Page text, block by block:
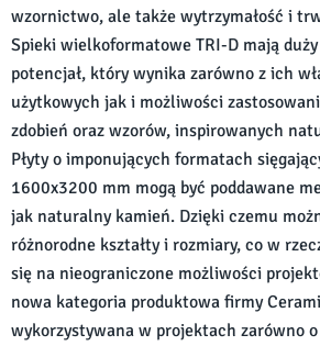
wzornictwo, ale także wytrzymałość i
Spieki wielkoformatowe TRI-D mają
potencjał, który wynika zarówno z ich
użytkowych jak i możliwości
zdobień oraz wzorów, inspirowanych
Płyty o imponujących formatach
1600x3200 mm mogą być poddawane
jak naturalny kamień. Dzięki czemu
różnorodne kształty i rozmiary, co w
się na nieograniczone możliwości
nowa kategoria produktowa firmy
wykorzystywana w projektach zarówno